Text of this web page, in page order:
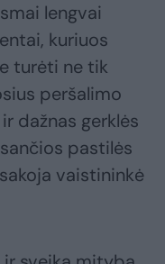
lengvai
kuriuos
turėti ne tik
peršalimo
dažnas gerklės
pastilės
vaistininkė